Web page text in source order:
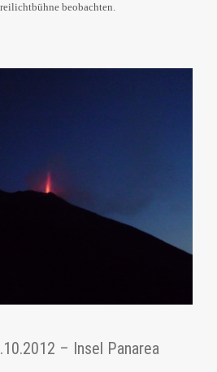
beobachten.
– Insel Panarea